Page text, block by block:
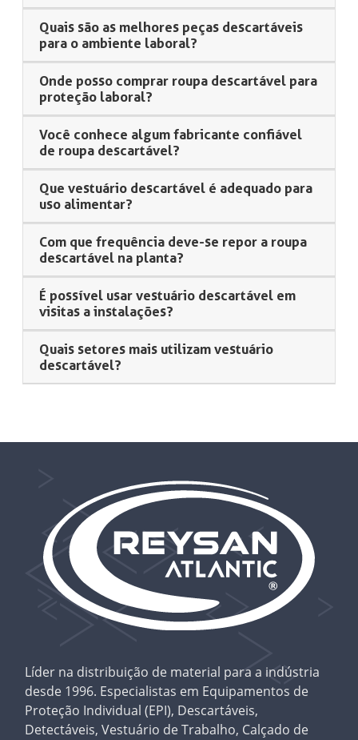
Quais são as melhores peças descartáveis
para o ambiente laboral?
Onde posso comprar roupa descartável para
proteção laboral?
Você conhece algum fabricante confiável
de roupa descartável?
Que vestuário descartável é adequado para
uso alimentar?
Com que frequência deve-se repor a roupa
descartável na planta?
É possível usar vestuário descartável em
visitas a instalações?
Quais setores mais utilizam vestuário
descartável?
Líder na distribuição de material para a indústria
desde 1996. Especialistas em Equipamentos de
Proteção Individual (EPI), Descartáveis,
Detectáveis, Vestuário de Trabalho, Calçado de